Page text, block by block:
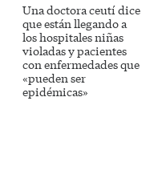
Una doctora ceutí dice
que están llegando a
los hospitales niñas
violadas y pacientes
con enfermedades que
«pueden ser
epidémicas»